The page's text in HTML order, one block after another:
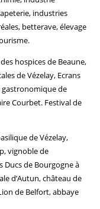
industries
betterave, élevage
hospices de Beaune,
de Vézelay, Ecrans
gastronomique de
Courbet. Festival de
de Vézelay,
vignoble de
Ducs de Bourgogne à
d’Autun, château de
de Belfort, abbaye